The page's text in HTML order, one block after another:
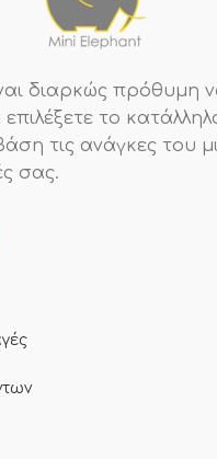
διαρκώς πρόθυμη
το
τις ανάγκες του
σας.